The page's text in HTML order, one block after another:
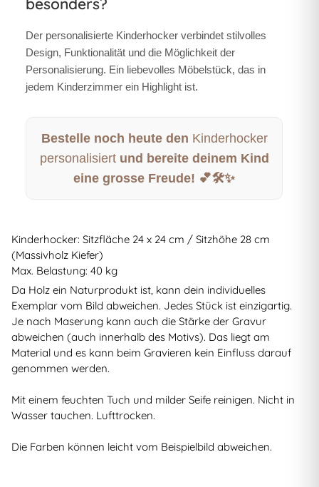
Der personalisierte Kinderhocker verbindet stilvolles
Design, Funktionalität und die Möglichkeit der
Personalisierung. Ein liebevolles Möbelstück, das in
jedem Kinderzimmer ein Highlight ist.
Bestelle noch heute den Kinderhocker
personalisiertund bereite deinem Kind
eine grosse Freude! 💕🛠️✨
Kinderhocker: Sitzfläche 24 x 24 cm / Sitzhöhe 28 cm
(Massivholz Kiefer)
Max. Belastung: 40 kg
Da Holz ein Naturprodukt ist, kann dein individuelles
Exemplar vom Bild abweichen. Jedes Stück ist einzigartig.
Je nach Maserung kann auch die Stärke der Gravur
abweichen (auch innerhalb des Motivs). Das liegt am
Material und es kann beim Gravieren kein Einfluss darauf
genommen werden.
Mit einem feuchten Tuch und milder Seife reinigen. Nicht in
Wasser tauchen. Lufttrocken.
Die Farben können leicht vom Beispielbild abweichen.